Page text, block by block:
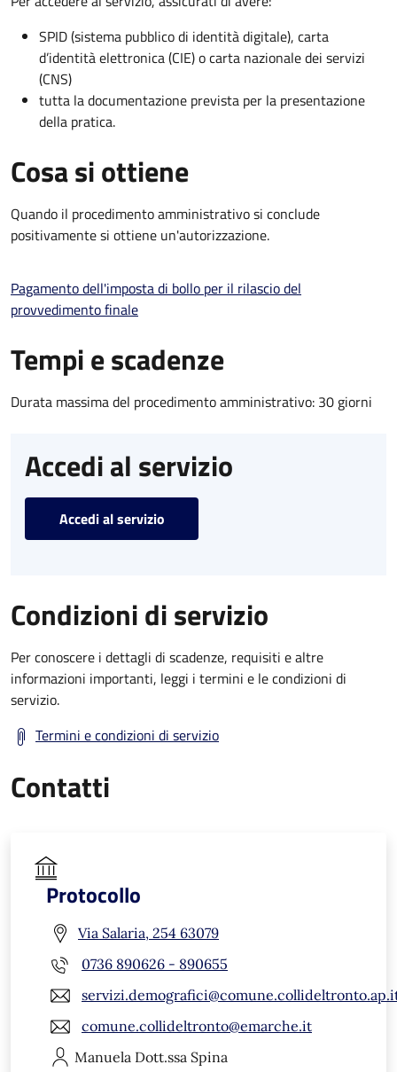
SPID (sistema pubblico di identità digitale), carta
d’identità elettronica (CIE) o carta nazionale dei servizi
(CNS)
tutta la documentazione prevista per la presentazione
della pratica.
Cosa si ottiene
Quando il procedimento amministrativo si conclude
positivamente si ottiene un'autorizzazione.
Pagamento dell'imposta di bollo per il rilascio del
provvedimento finale
Tempi e scadenze
Durata massima del procedimento amministrativo: 30 giorni
Accedi al servizio
Accedi al servizio
Condizioni di servizio
Per conoscere i dettagli di scadenze, requisiti e altre
informazioni importanti, leggi i termini e le condizioni di
servizio.
Termini e condizioni di servizio
Contatti
Protocollo
Via Salaria, 254 63079
0736 890626 - 890655
comune.collideltronto@emarche.it
Manuela Dott.ssa Spina